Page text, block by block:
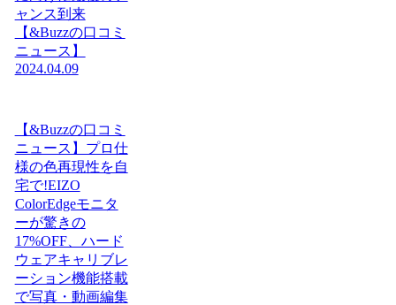
ャンス到来
【&Buzzの口コミ
ニュース】
2024.04.09
【&Buzzの口コミ
ニュース】プロ仕
様の色再現性を自
宅で!EIZO
ColorEdgeモニタ
ーが驚きの
17%OFF、ハード
ウェアキャリブレ
ーション機能搭載
で写真・動画編集